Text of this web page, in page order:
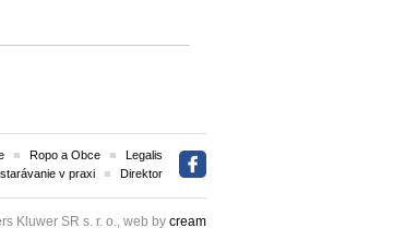
Ropo a Obce
Legalis
v praxi Direktor
Kluwer SR s. r. o., web by cream